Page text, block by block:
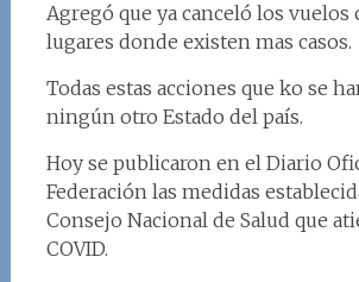
Agregó que ya canceló los vuelos
lugares donde existen mas casos.
Todas estas acciones que ko se
ningún otro Estado del país.
Hoy se publicaron en el Diario
Federación las medidas
Consejo Nacional de Salud que
COVID.